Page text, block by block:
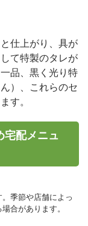
仕上がり、具が
て特製のタレが
品、黒く光り特
）、これらのセ
す。
宅配メニュ
季節や店舗によっ
合があります。